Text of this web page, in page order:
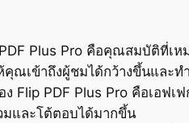
Plus Pro คือคุณสมบัติที่เ
ณเข้าถึงผู้ชมได้กว้างขึ้นและท
Flip PDF Plus Pro คือเอฟ
และโต้ตอบได้มากขึ้น